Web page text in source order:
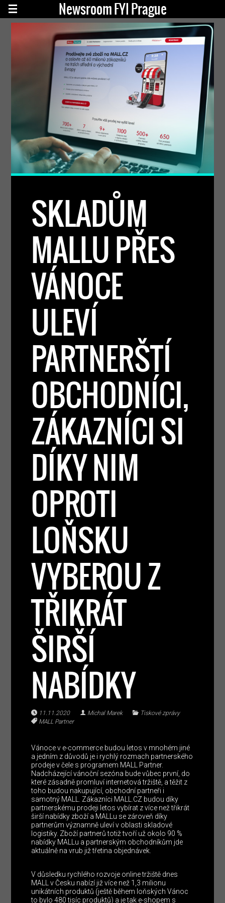
Newsroom FYI Prague
SKLADŮM
MALLU PŘES
VÁNOCE
ULEVÍ
PARTNERŠTÍ
OBCHODNÍCI,
ZÁKAZNÍCI SI
DÍKY NIM
OPROTI
LOŇSKU
VYBEROU Z
TŘIKRÁT
ŠIRŠÍ
NABÍDKY
11.11.2020 Michal Marek
Tiskové zprávy
MALL Partner
Vánoce v e-commerce budou letos v mnohém jiné
a jedním z důvodů je i rychlý rozmach partnerského
prodeje v čele s programem MALL Partner.
Nadcházející vánoční sezóna bude vůbec první, do
které zásadně promluví internetová tržiště, a těžit z
toho budou nakupující, obchodní partneři i
samotný MALL. Zákazníci MALL.CZ budou díky
partnerskému prodeji letos vybírat z více než třikrát
širší nabídky zboží a MALLu se zároveň díky
partnerům významně uleví v oblasti skladové
logistiky. Zboží partnerů totiž tvoří už okolo 90 %
nabídky MALLu a partnerským obchodníkům jde
aktuálně na vrub již třetina objednávek.
V důsledku rychlého rozvoje online tržiště dnes
MALL v Česku nabízí již více než 1,3 milionu
unikátních produktů (ještě během loňských Vánoc
to bylo 480 tisíc produktů) a je tak e-shopem s